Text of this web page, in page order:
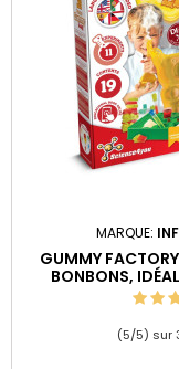
MARQUE:
GUMMY
BONBONS,
(5/5) sur